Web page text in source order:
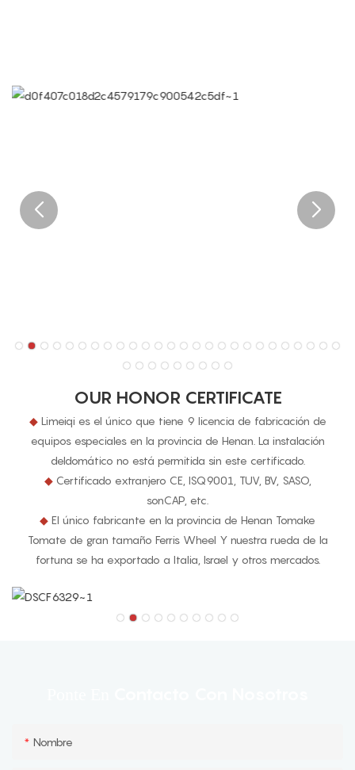
OUR HONOR CERTIFICATE
◆ Limeiqi es el único que tiene 9 licencia de fabricación de
equipos especiales en la provincia de Henan. La instalación
deldomático no está permitida sin este certificado.
◆ Certificado extranjero CE, ISQ9001, TUV, BV, SASO,
sonCAP, etc.
◆ El único fabricante en la provincia de Henan Tomake
Tomate de gran tamaño Ferris Wheel Y nuestra rueda de la
fortuna se ha exportado a Italia, Israel y otros mercados.
Nombre